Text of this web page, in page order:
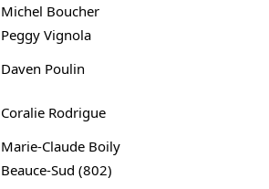
Michel Boucher
Peggy Vignola
Daven Poulin
Coralie Rodrigue
Marie-Claude Boily
Beauce-Sud (802)